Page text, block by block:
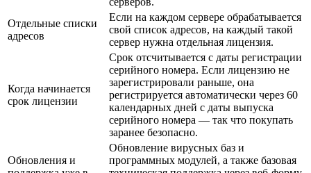
Отдельные списки
адресов
Если на каждом сервере обрабатывается
свой список адресов, на каждый такой
сервер нужна отдельная лицензия.
Когда начинается
срок лицензии
Срок отсчитывается с даты регистрации
серийного номера. Если лицензию не
зарегистрировали раньше, она
регистрируется автоматически через 60
календарных дней с даты выпуска
серийного номера — так что покупать
заранее безопасно.
Обновления и
Обновление вирусных баз и
программных модулей, а также базовая